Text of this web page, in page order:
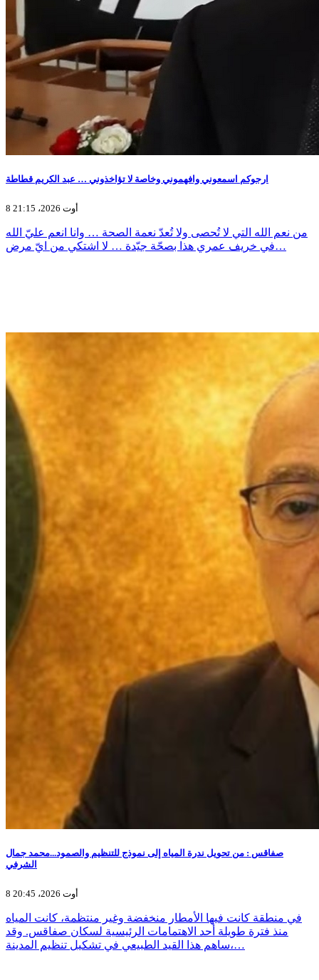
ارجوكم اسمعوني وافهموني وخاصة لا تؤاخذوني … عبد الكريم قطاطة
8 أوت 2026، 21:15
من نعم الله التي لا تُحصى ولا تُعدّ نعمة الصحة … وانا انعم عليّ الله
في خريف عمري هذا بصحّة جيّدة … لا اشتكي من ايّ مرض…
صفاقس : من تحويل ندرة المياه إلى نموذج للتنظيم والصمود...محمد جمال
الشرفي
8 أوت 2026، 20:45
في منطقة كانت فيها الأمطار منخفضة وغير منتظمة، كانت المياه
منذ فترة طويلة أحد الاهتمامات الرئيسية لسكان صفاقس. وقد
ساهم هذا القيد الطبيعي في تشكيل تنظيم المدينة،…